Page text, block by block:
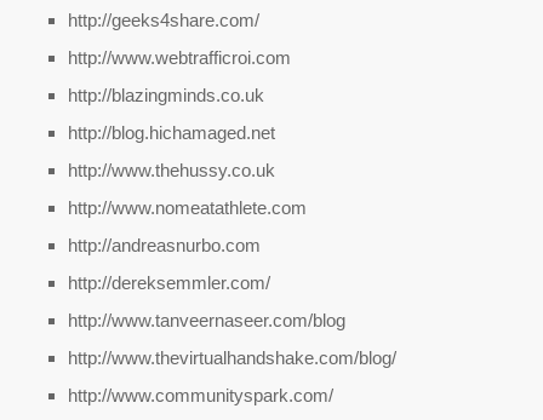
http://geeks4share.com/
http://www.webtrafficroi.com
http://blazingminds.co.uk
http://blog.hichamaged.net
http://www.thehussy.co.uk
http://www.nomeatathlete.com
http://andreasnurbo.com
http://dereksemmler.com/
http://www.tanveernaseer.com/blog
http://www.thevirtualhandshake.com/blog/
http://www.communityspark.com/